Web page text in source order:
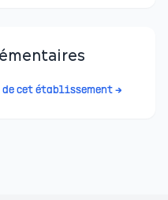
cet établissement →